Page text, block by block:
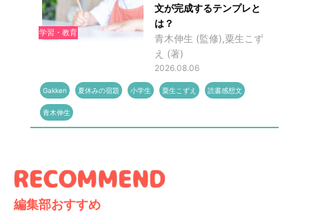
学習・教育
文が完成するテンプレと
は？
青木伸生 (監修),粟生こず
え (著)
2026.08.06
Gakken 夏休みの宿題 小学生 粟生こずえ 読書感想文
青木伸生
編集部おすすめ